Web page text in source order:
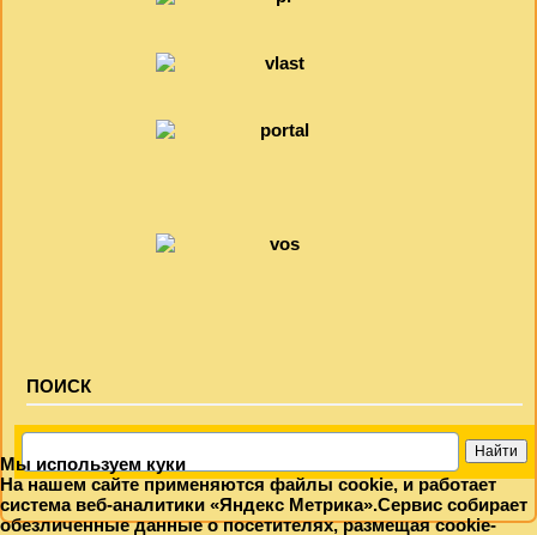
Мы используем куки
На нашем сайте применяются файлы cookie, и работает
система веб-аналитики «Яндекс Метрика».Сервис собирает
обезличенные данные о посетителях, размещая cookie-
ПОИСК